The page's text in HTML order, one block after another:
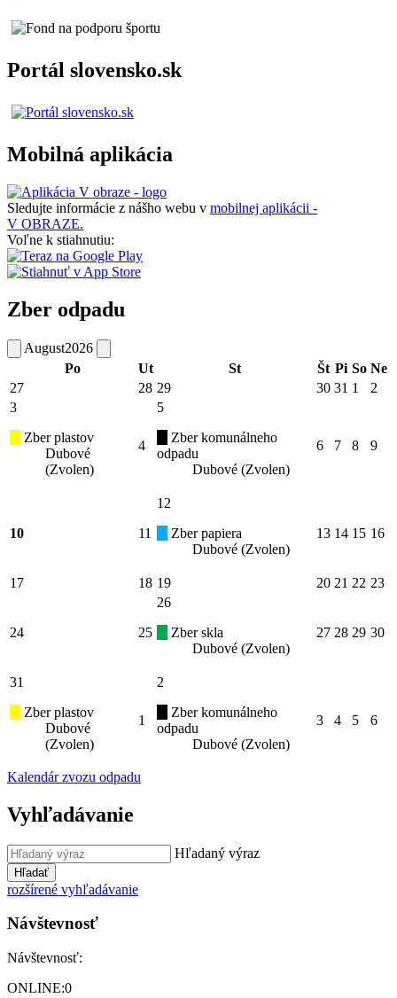
Portál slovensko.sk
Mobilná aplikácia
Sledujte informácie z nášho webu v mobilnej aplikácii -
V OBRAZE.
Voľne k stiahnutiu:
Zber odpadu
August2026
Po
Ut St Št Pi So Ne
27
28 29 30 31 1
2
3
Zber plastov
Dubové
(Zvolen)
4
5
Zber komunálneho
odpadu
Dubové (Zvolen)
6 7 8 9
10 11
12
Zber papiera
Dubové (Zvolen)
13 14 15 16
17 18 19 20 21 22 23
24 25
26
Zber skla
Dubové (Zvolen)
27 28 29 30
31
Zber plastov
Dubové
(Zvolen)
1
2
Zber komunálneho
odpadu
Dubové (Zvolen)
3 4 5 6
Kalendár zvozu odpadu
Vyhľadávanie
Hľadaný výraz
Hľadať
rozšírené vyhľadávanie
Návštevnosť
Návštevnosť:
ONLINE:0